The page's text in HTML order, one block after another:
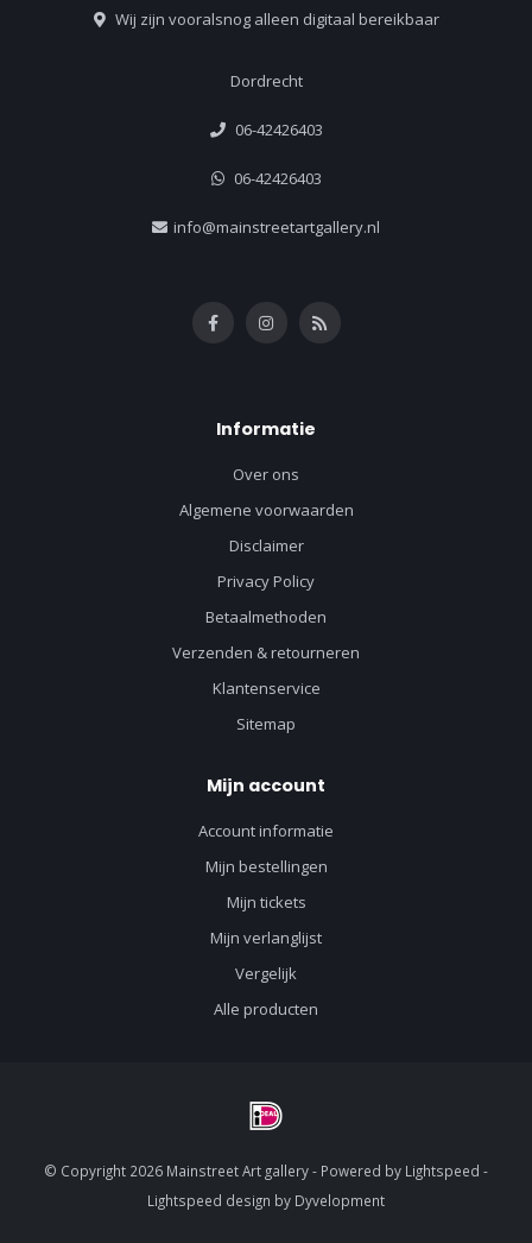
Wij zijn vooralsnog alleen digitaal bereikbaar
Dordrecht
06-42426403
06-42426403
info@mainstreetartgallery.nl
Informatie
Over ons
Algemene voorwaarden
Disclaimer
Privacy Policy
Betaalmethoden
Verzenden & retourneren
Klantenservice
Sitemap
Mijn account
Account informatie
Mijn bestellingen
Mijn tickets
Mijn verlanglijst
Vergelijk
Alle producten
© Copyright 2026 Mainstreet Art gallery - Powered by Lightspeed -
Lightspeed design by Dyvelopment